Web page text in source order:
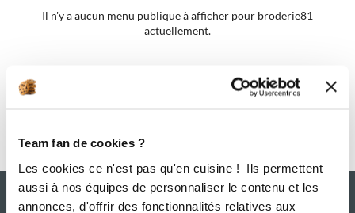
Team fan de cookies ?
Les cookies ce n'est pas qu'en cuisine ! Ils permettent
aussi à nos équipes de personnaliser le contenu et les
annonces, d'offrir des fonctionnalités relatives aux
Il n'y a aucun menu publique à afficher pour broderie81
actuellement.